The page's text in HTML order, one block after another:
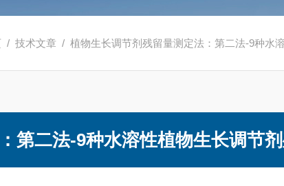
/技术文章 / 植物生长调节剂残留量测定法：第二法-9种水
第二法-9种水溶性植物生长调节